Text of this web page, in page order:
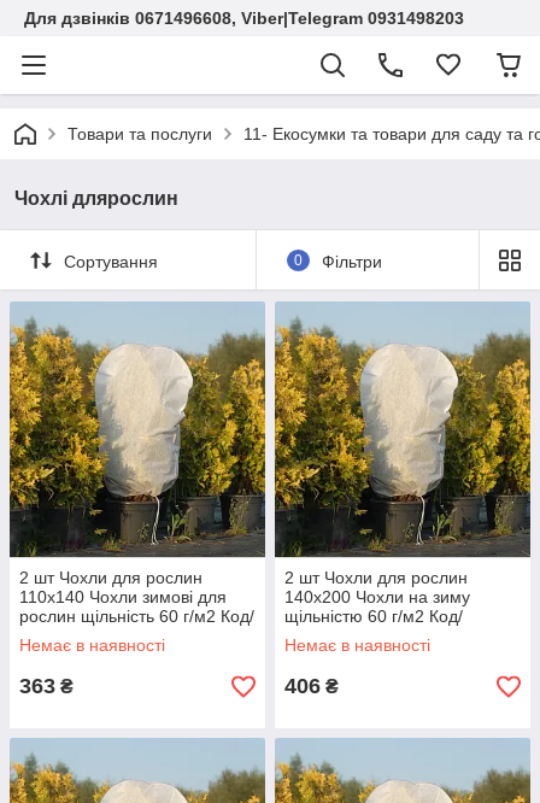
Для дзвінків 0671496608, Viber|Telegram 0931498203
Товари та послуги 11- Екосумки та товари для саду та
Чохлі длярослин
Сортування 0 Фільтри
2 шт Чохли для рослин
110х140 Чохли зимові для
рослин щільність 60 г/м2 Код/
Артикул S-00096
Немає в наявності
363 ₴
2 шт Чохли для рослин
140х200 Чохли на зиму
щільністю 60 г/м2 Код/
Артикул S-00097
Немає в наявності
406 ₴